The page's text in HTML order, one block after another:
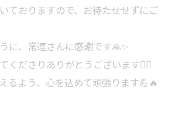
ておりますので、お待たせせずにご
に、常連さんに感謝です🙏✨⁡
くださりありがとうございます🙇‍♀️⁡
るよう、心を込めて頑張ります💪🔥⁡